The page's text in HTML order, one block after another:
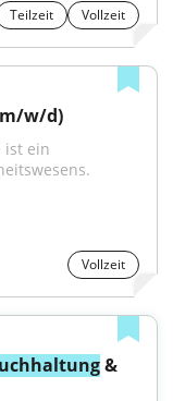
Teilzeit Vollzeit
w/d)
ist ein
Vollzeit
&